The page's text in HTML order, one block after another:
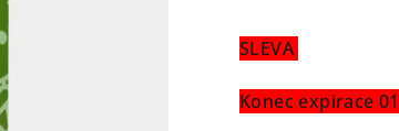
produktu
je
0,0
z
SLEVA
Konec expirace